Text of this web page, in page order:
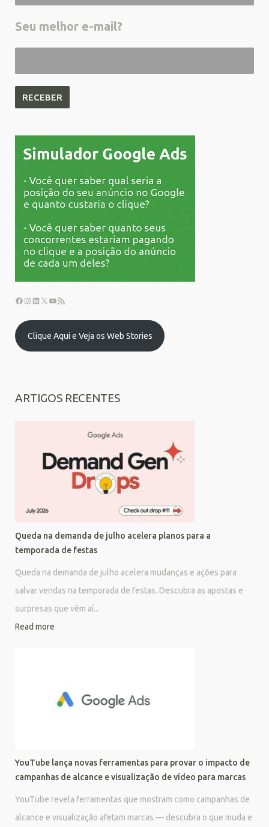
Seu melhor e-mail?
Clique Aqui e Veja os Web Stories
ARTIGOS RECENTES
Queda na demanda de julho acelera planos para a
temporada de festas
Queda na demanda de julho acelera mudanças e ações para
salvar vendas na temporada de festas. Descubra as apostas e
surpresas que vêm aí...
Read more
YouTube lança novas ferramentas para provar o impacto de
campanhas de alcance e visualização de vídeo para marcas
YouTube revela ferramentas que mostram como campanhas de
alcance e visualização afetam marcas — descubra o que muda e